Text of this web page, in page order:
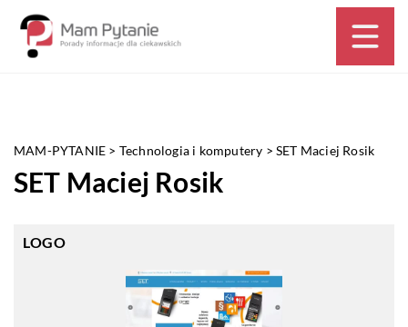
MAM-PYTANIE > Technologia i komputery >SET Maciej Rosik
SET Maciej Rosik
LOGO